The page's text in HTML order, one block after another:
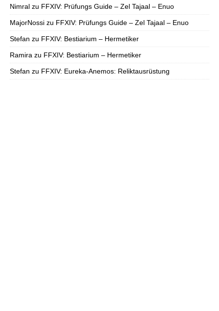
Nimral zu FFXIV: Prüfungs Guide – Zel Tajaal – Enuo
MajorNossi zu FFXIV: Prüfungs Guide – Zel Tajaal – Enuo
Stefan zu FFXIV: Bestiarium – Hermetiker
Ramira zu FFXIV: Bestiarium – Hermetiker
Stefan zu FFXIV: Eureka-Anemos: Reliktausrüstung